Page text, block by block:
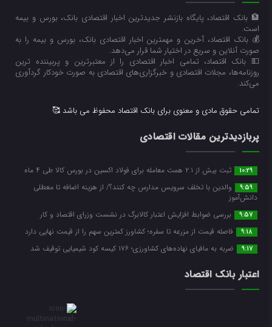
🏦 بانک اقتصاد، پایگاه بازنشر جدیدترین اخبار اقتصادی بانک، بورس و بیمه
است.
💰 بانک اقتصاد، آخرین و مهمترین اخبار اقتصادی بانک، بورس و بیمه را به
صورت آنلاین و سریع در اختیار شما قرار می‌‌دهد.
💵 بانک اقتصاد، تمامی اخبار اقتصادی را از معتبرترین و پربیننده ترین
روزنامه‌ها، مجلات اقتصادی و خبرگزاری‌های اقتصادی به صورت خودکار گردآوری
می‌کند.
تمامی حقوق مادی و معنوی برای بانک اقتصاد محفوظ می باشد 🥰
پربازدیدترین مقالات اقتصادی
10:29 ثبت بیش از ۲.۱ همت معامله برای فولاد اکسین در بورس کالا طی ۴ ماه
9:59
والدین با تخلف سرویس مدارس چه کنند؟/ از هزینه اضافه تا معطلی
دانش‌آموز
9:57 بررسی ضوابط افزایش اعتبار کالابرگ در نشست وزرای اقتصاد و کار
9:18 فاصله قیمت از مزرعه تا سفره؛ کشاورز کمترین سهم را از قیمت نهایی دارد
9:17 ضربه ‌به مافیای نهاده‌های کشاورزی؛ ۱۷۶ کیسه کود شیمیایی توقیف شد
اعتبار بانک اقتصاد